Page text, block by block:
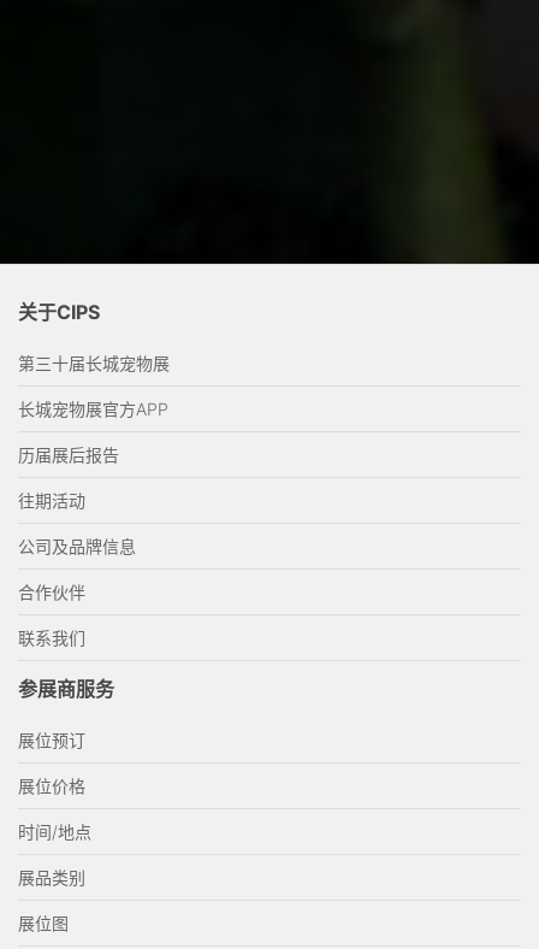
关于CIPS
第三十届长城宠物展
长城宠物展官方APP
历届展后报告
往期活动
公司及品牌信息
合作伙伴
联系我们
参展商服务
展位预订
展位价格
时间/地点
展品类别
展位图